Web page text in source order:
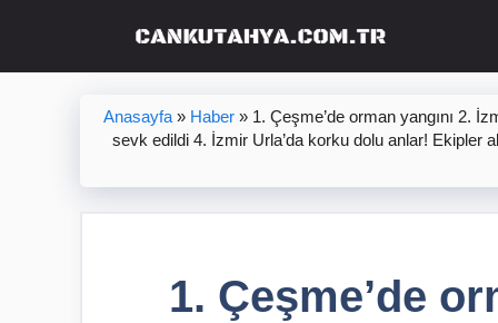
Anasayfa » Haber » 1. Çeşme’de orman yangını 2.
sevk edildi 4. İzmir Urla’da korku dolu anlar! Ekipler
1. Çeşme’de